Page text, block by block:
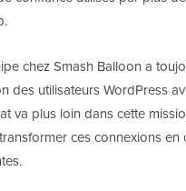
chez Smash Balloon a
des utilisateurs WordPress
va plus loin dans cette
ces connexions en